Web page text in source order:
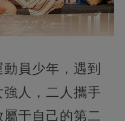
員少年，遇到
人，二人攜手
于自己的第二